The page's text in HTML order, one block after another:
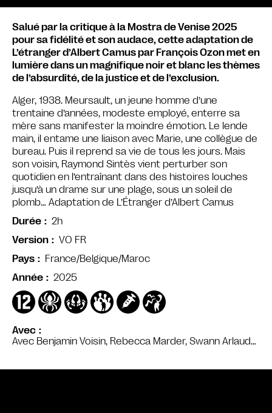
Avec
Avec Benjamin Voisin, Rebecca Marder, Swann Arlaud…
Salué par la critique à la Mostra de Venise 2025
pour sa fidélité et son audace, cette adaptation de
L’étranger d’Albert Camus par François Ozon met en
lumière dans un magnifique noir et blanc les thèmes
de l’absurdité, de la justice et de l’exclusion.
Alger, 1938. Meursault, un jeune homme d’une
trentaine d’années, modeste employé, enterre sa
mère sans manifester la moindre émotion. Le lende
main, il entame une liaison avec Marie, une collègue de
bureau. Puis il reprend sa vie de tous les jours. Mais
son voisin, Raymond Sintès vient perturber son
quotidien en l’entraînant dans des histoires louches
jusqu’à un drame sur une plage, sous un soleil de
plomb… Adaptation de L’Étranger d’Albert Camus
Durée
2h
Version
VO FR
Pays
France/Belgique/Maroc
Année
2025